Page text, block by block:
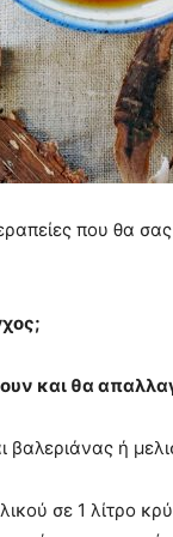
που θα
και θα
βαλεριάνας ή
σε 1 λίτρο